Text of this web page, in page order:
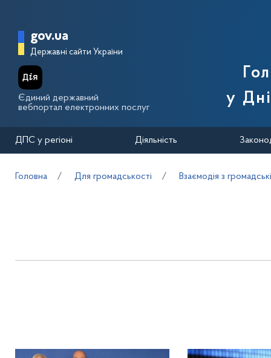
Головна сторінка Державної
gov.ua
Державні сайти України
Єдиний державний
вебпортал електронних послуг
у
ДПС у регіоні Діяльність
Головна Для громадськості Взаємодія з